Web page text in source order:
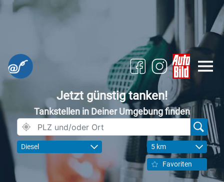
Jetzt günstig tanken!
Tankstellen in Deiner Umgebung finden
Diesel 5 km
Favoriten